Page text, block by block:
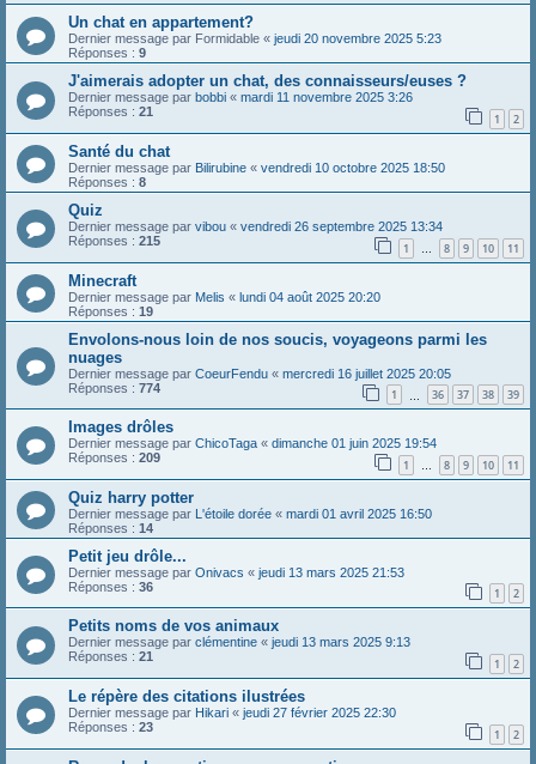
Un chat en appartement?
Dernier message par Formidable « jeudi 20 novembre 2025 5:23
Réponses : 9
J'aimerais adopter un chat, des connaisseurs/euses ?
Dernier message par bobbi « mardi 11 novembre 2025 3:26
Réponses : 21 1 2
Santé du chat
Dernier message par Bilirubine « vendredi 10 octobre 2025 18:50
Réponses : 8
Quiz
Dernier message par vibou « vendredi 26 septembre 2025 13:34
Réponses : 215 1 8 9 10 11
Minecraft
Dernier message par Melis « lundi 04 août 2025 20:20
Réponses : 19
Envolons-nous loin de nos soucis, voyageons parmi les
nuages
Dernier message par CoeurFendu « mercredi 16 juillet 2025 20:05
Réponses : 774 1 36 37 38 39
Images drôles
Dernier message par ChicoTaga « dimanche 01 juin 2025 19:54
Réponses : 209 1 … 8 9 10 11
Quiz harry potter
Dernier message par L'étoile dorée « mardi 01 avril 2025 16:50
Réponses : 14
Petit jeu drôle...
Dernier message par Onivacs « jeudi 13 mars 2025 21:53
Réponses : 36 1 2
Petits noms de vos animaux
Dernier message par clémentine « jeudi 13 mars 2025 9:13
Réponses : 21 1 2
Le répère des citations ilustrées
Dernier message par Hikari « jeudi 27 février 2025 22:30
Réponses : 23 1 2